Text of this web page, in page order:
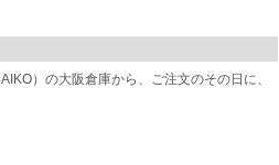
）の大阪倉庫から、ご注文のその日に、